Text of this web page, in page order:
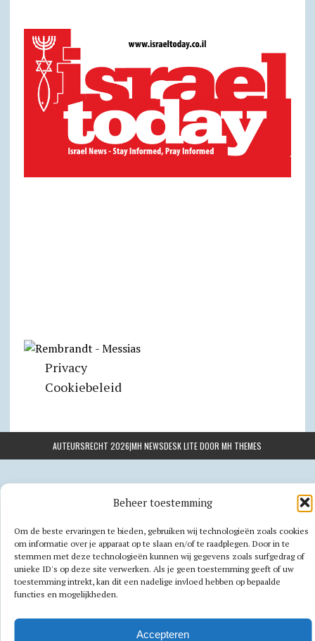
Beheer toestemming
Om de beste ervaringen te bieden, gebruiken wij technologieën zoals cookies
om informatie over je apparaat op te slaan en/of te raadplegen. Door in te
stemmen met deze technologieën kunnen wij gegevens zoals surfgedrag of
unieke ID's op deze site verwerken. Als je geen toestemming geeft of uw
toestemming intrekt, kan dit een nadelige invloed hebben op bepaalde
functies en mogelijkheden.
Accepteren
Privacy
Cookiebeleid
AUTEURSRECHT 2026|MH NEWSDESK LITE DOORMH THEMES